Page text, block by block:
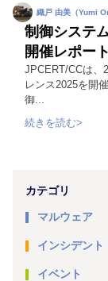
織戸 由美（Yumi
制御システ
開催レポート
JPCERT/CCは、
レンス2025を開
御...
続きを読む>
カテゴリ
マルウェア
インシデント
イベント